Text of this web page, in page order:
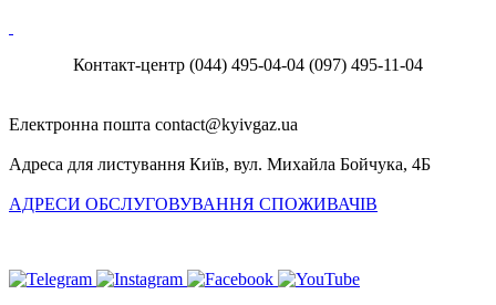
Контакт-центр (044) 495-04-04 (097) 495-11-04
Електронна пошта
Адреса для листування Київ, вул. Михайла Бойчука, 4Б
АДРЕСИ ОБСЛУГОВУВАННЯ СПОЖИВАЧІВ